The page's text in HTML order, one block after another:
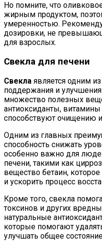
Но помните, что
жирным продуктом,
умеренностью.
дозировки, не
для взрослых.
Свекла для печени
Свекла является одним
поддержания и
множество полезных
антиоксиданты,
способствуют очищению
Одним из главных
способность снижать
особенно важно для
печени, такими как
вещество бетаин,
и ускорить процесс
Кроме того, свекла
токсинов и других
натуральные
которые помогают
улучшать общее